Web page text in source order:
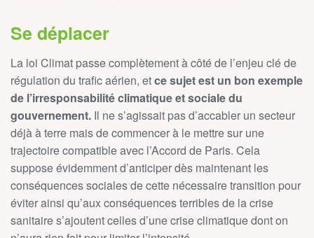
Se déplacer
La loi Climat passe complètement à côté de l’enjeu clé de
régulation du trafic aérien, etce sujet est un bon exemple
de l’irresponsabilité climatique et sociale du
gouvernement. Il ne s’agissait pas d’accabler un secteur
déjà à terre mais de commencer à le mettre sur une
trajectoire compatible avec l’Accord de Paris. Cela
suppose évidemment d’anticiper dès maintenant les
conséquences sociales de cette nécessaire transition pour
éviter ainsi qu’aux conséquences terribles de la crise
sanitaire s’ajoutent celles d’une crise climatique dont on